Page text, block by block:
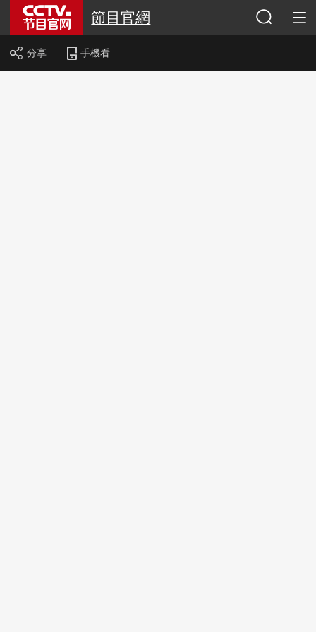
節目官網
分享 手機看